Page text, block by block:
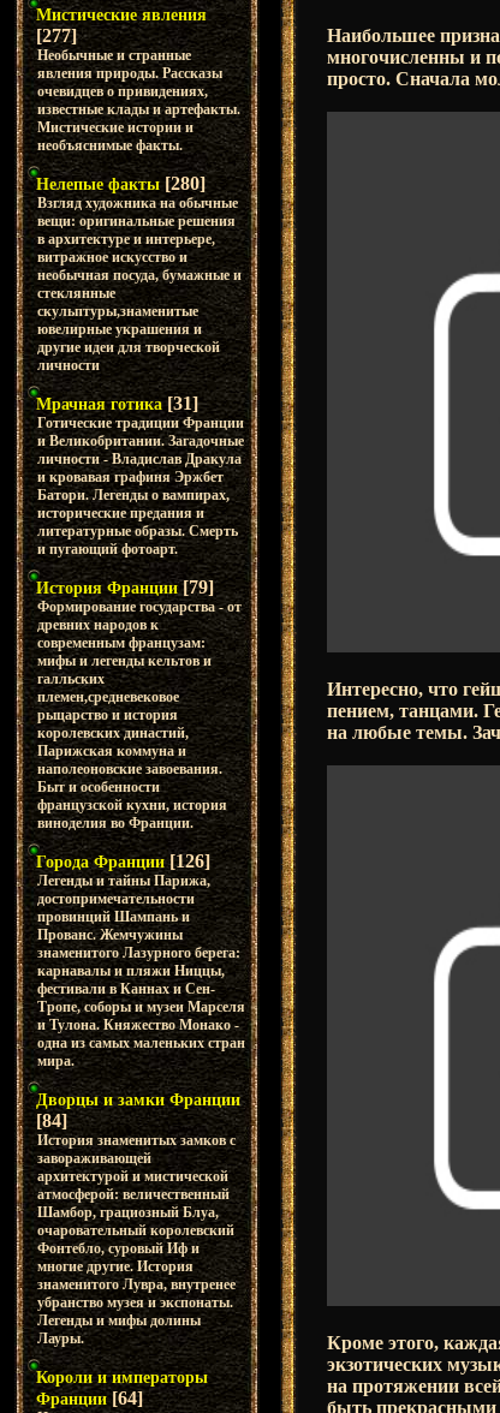
Мистические явления
[277]
Необычные и странные
явления природы. Рассказы
очевидцев о привидениях,
известные клады и артефакты.
Мистические истории и
необъяснимые факты.
Нелепые факты [280]
Взгляд художника на обычные
вещи: оригинальные решения
в архитектуре и интерьере,
витражное искусство и
необычная посуда, бумажные и
стеклянные
скульптуры,знаменитые
ювелирные украшения и
другие идеи для творческой
личности
Мрачная готика [31]
Готические традиции Франции
и Великобритании. Загадочные
личности - Владислав Дракула
и кровавая графиня Эржбет
Батори. Легенды о вампирах,
исторические предания и
литературные образы. Смерть
и пугающий фотоарт.
История Франции [79]
Формирование государства - от
древних народов к
современным французам:
мифы и легенды кельтов и
галльских
племен,средневековое
рыцарство и история
королевских династий,
Парижская коммуна и
наполеоновские завоевания.
Быт и особенности
французской кухни, история
виноделия во Франции.
Города Франции [126]
Легенды и тайны Парижа,
достопримечательности
провинций Шампань и
Прованс. Жемчужины
знаменитого Лазурного берега:
карнавалы и пляжи Ниццы,
фестивали в Каннах и Сен-
Тропе, соборы и музеи Марселя
и Тулона. Княжество Монако -
одна из самых маленьких стран
мира.
Дворцы и замки Франции
[84]
История знаменитых замков с
завораживающей
архитектурой и мистической
атмосферой: величественный
Шамбор, грациозный Блуа,
очаровательный королевский
Фонтебло, суровый Иф и
многие другие. История
знаменитого Лувра, внутренее
убранство музея и экспонаты.
Легенды и мифы долины
Лауры.
Короли и императоры
Франции [64]
Наибольшее
многочисленны и
просто. Сначала
Интересно, что
пением, танцами.
на любые темы.
Кроме этого,
экзотических
на протяжении
быть прекрасными